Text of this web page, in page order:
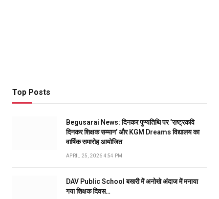
Top Posts
Begusarai News: दिनकर पुण्यतिथि पर ‘राष्ट्रकवि
दिनकर शिक्षक सम्मान’ और KGM Dreams विद्यालय का
वार्षिक समारोह आयोजित
APRIL 25, 2026 4:54 PM
DAV Public School बखरी में अनोखे अंदाज में मनाया
गया शिक्षक दिवस…